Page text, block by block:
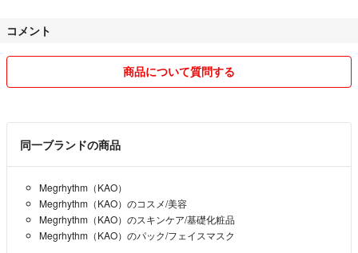
評価が遅れる場合があります。
評価をお急ぎの方は、お伝えいただけると助かりますm(_ _)m
《普通評価がついた件》
購入後、24時間以内に発送し
相手様からのメッセージ、購入後1通もなく
最後まで無言で終えた取引の3件でした。
こちらからは、よっぽどの事がない限りは
コメント
商品について質問する
同一ブランドの商品
Megrhythm（KAO）
Megrhythm（KAO）のコスメ/美容
Megrhythm（KAO）のスキンケア/基礎化粧品
Megrhythm（KAO）のパック/フェイスマスク